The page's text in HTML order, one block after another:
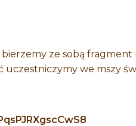
ze sobą
uczestniczymy we mszy